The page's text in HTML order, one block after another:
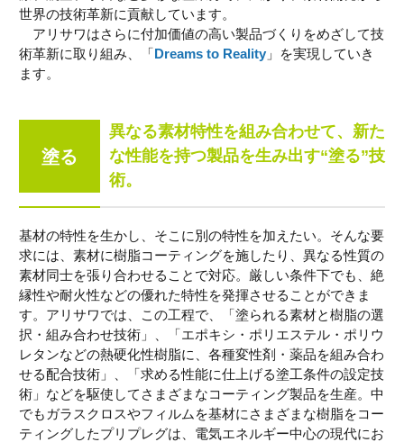
世界の技術革新に貢献しています。
アリサワはさらに付加価値の高い製品づくりをめざして技
術革新に取り組み、「Dreams to Reality 」を実現していき
ます。
塗る
異なる素材特性を組み合わせて、 新た
な性能を持つ製品を生み出す“塗る”技
術。
基材の特性を生かし、そこに別の特性を加えたい。そんな要
求には、素材に樹脂コーティングを施したり、異なる性質の
素材同士を張り合わせることで対応。厳しい条件下でも、絶
縁性や耐火性などの優れた特性を発揮させることができま
す。アリサワでは、この工程で、「塗られる素材と樹脂の選
択・組み合わせ技術」、「エポキシ・ポリエステル・ポリウ
レタンなどの熱硬化性樹脂に、各種変性剤・薬品を組み合わ
せる配合技術」、「求める性能に仕上げる塗工条件の設定技
術」などを駆使してさまざまなコーティング製品を生産。中
でもガラスクロスやフィルムを基材にさまざまな樹脂をコー
ティングしたプリプレグは、電気エネルギー中心の現代にお